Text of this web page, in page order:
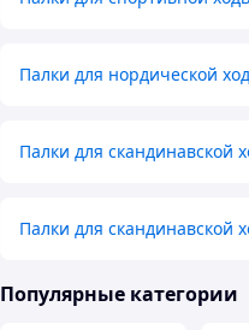
Палки для нордической
Палки для скандинавской
Палки для скандинавской
Популярные категории